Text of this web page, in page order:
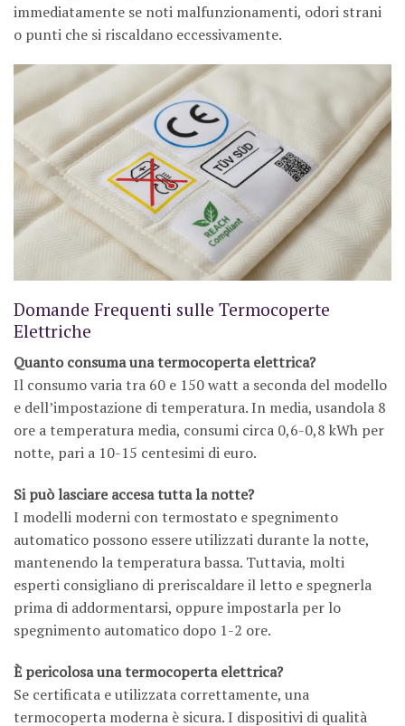
immediatamente se noti malfunzionamenti, odori strani
o punti che si riscaldano eccessivamente.
Domande Frequenti sulle Termocoperte
Elettriche
Quanto consuma una termocoperta elettrica?
Il consumo varia tra 60 e 150 watt a seconda del modello
e dell’impostazione di temperatura. In media, usandola 8
ore a temperatura media, consumi circa 0,6-0,8 kWh per
notte, pari a 10-15 centesimi di euro.
Si può lasciare accesa tutta la notte?
I modelli moderni con termostato e spegnimento
automatico possono essere utilizzati durante la notte,
mantenendo la temperatura bassa. Tuttavia, molti
esperti consigliano di preriscaldare il letto e spegnerla
prima di addormentarsi, oppure impostarla per lo
spegnimento automatico dopo 1-2 ore.
È pericolosa una termocoperta elettrica?
Se certificata e utilizzata correttamente, una
termocoperta moderna è sicura. I dispositivi di qualità